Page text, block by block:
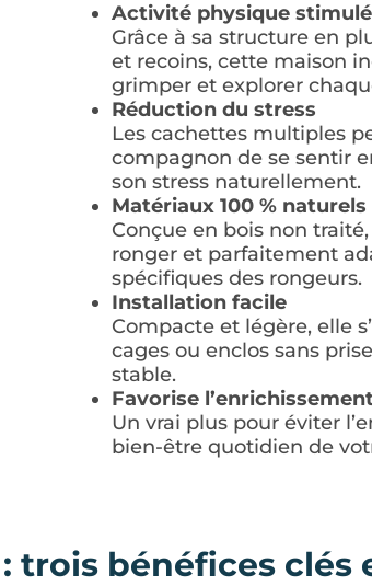
Activité physique
Grâce à sa structure en
et recoins, cette maison
grimper et explorer
Réduction du stress
Les cachettes multiples
compagnon de se sentir
son stress naturellement.
Matériaux 100 % naturels
Conçue en bois non
ronger et parfaitement
spécifiques des rongeurs.
Installation facile
Compacte et légère, elle
cages ou enclos sans
stable.
Favorise
Un vrai plus pour éviter
bien-être quotidien de
bénéfices clés